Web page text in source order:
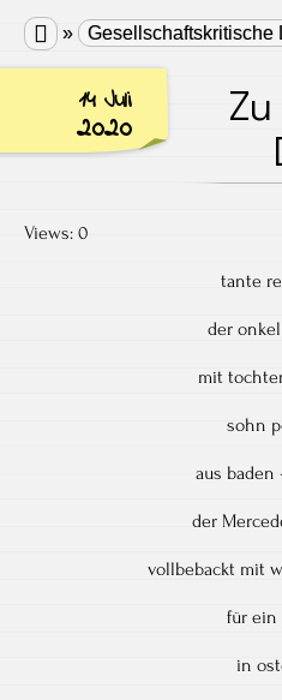
 » Gesellschaftskritische
14 Juli
2020
Views: 0
tante
der
mit
sohn
aus baden
der
vollbebackt mit
für ein
in